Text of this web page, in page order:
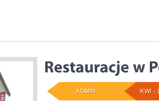
KWI -
ADMIN